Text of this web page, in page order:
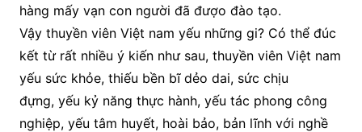
hàng mấy vạn con người đã đượo đào tạo.
Vậy thuyền viên Việt nam yếu những gi? Có thể đúc
kết từ rất nhiều ý kiến như sau, thuyền viên Việt nam
yếu sức khỏe, thiếu bền bĩ dẻo dai, sức chịu
đựng, yếu kỷ năng thực hành, yếu tác phong công
nghiệp, yếu tâm huyết, hoài bảo, bản lĩnh với nghề